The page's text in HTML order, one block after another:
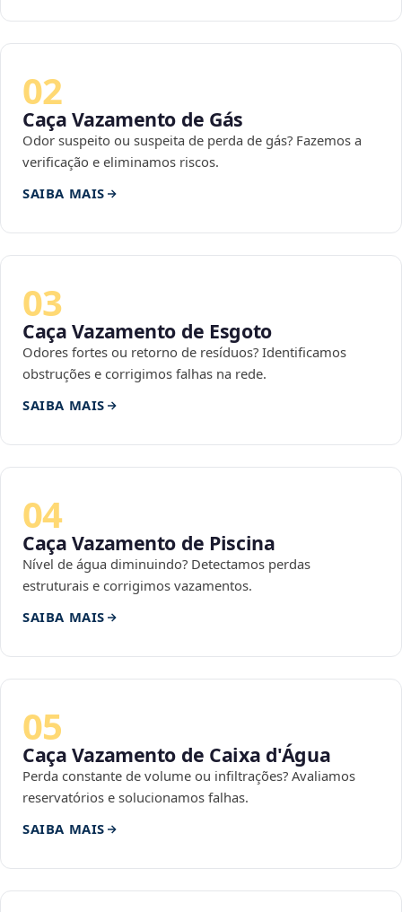
02
Caça Vazamento de Gás
Odor suspeito ou suspeita de perda de gás? Fazemos a
verificação e eliminamos riscos.
SAIBA MAIS
03
Caça Vazamento de Esgoto
Odores fortes ou retorno de resíduos? Identificamos
obstruções e corrigimos falhas na rede.
SAIBA MAIS
04
Caça Vazamento de Piscina
Nível de água diminuindo? Detectamos perdas
estruturais e corrigimos vazamentos.
SAIBA MAIS
05
Caça Vazamento de Caixa d'Água
Perda constante de volume ou infiltrações? Avaliamos
reservatórios e solucionamos falhas.
SAIBA MAIS